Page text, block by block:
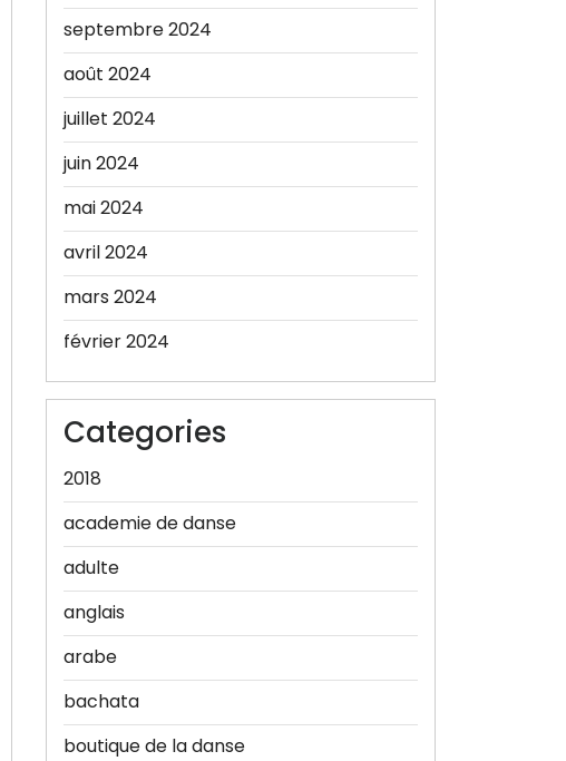
septembre 2024
août 2024
juillet 2024
juin 2024
mai 2024
avril 2024
mars 2024
février 2024
Categories
2018
academie de danse
adulte
anglais
arabe
bachata
boutique de la danse